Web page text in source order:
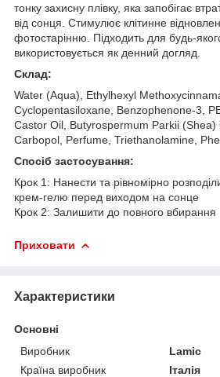
тонку захисну плівку, яка запобігає
від сонця. Стимулює клітинне
фотостарінню. Підходить для будь-
використовується як денний догляд.
Склад:
Water (Aqua), Ethylhexyl
Cyclopentasiloxane, Benzophenone-3,
Castor Oil, Butyrospermum Parkii (Shea)
Carbopol, Perfume, Triethanolamine,
Спосіб застосування:
Крок 1: Нанести та рівномірно
крем-гелю перед виходом на сонце
Крок 2: Залишити до повного вбирання
Приховати
Характеристики
Основні
Виробник
Lamic
Країна виробник
Італія